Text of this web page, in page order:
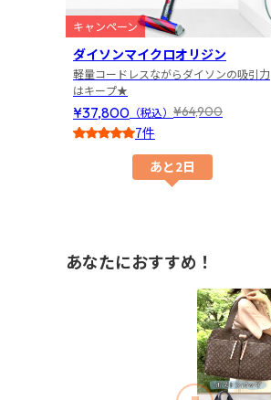
あと2日
キャンペーン
ダイソンマイクロオリジン
軽量コードレスながらダイソンの吸引力
はキープ★
¥37,800 （税込） ¥64,900
7件
あなたにおすすめ！